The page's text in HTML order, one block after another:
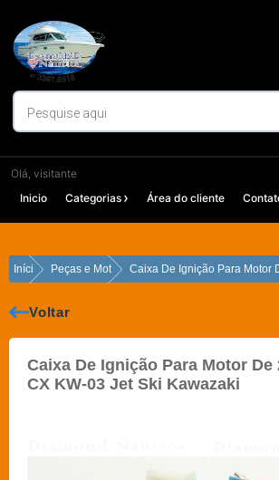
para
conteúdo
Olá, visitante
Inicio
Categorias Área do cliente
Início Peças e MotoresCaixa De Ignição Para Motor
Voltar
Caixa De Ignição Para Motor
CX KW-03 Jet Ski Kawazaki